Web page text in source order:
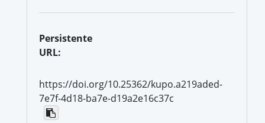
Persistente
URL:
https://doi.org/10.25362/kupo.a219aded-
7e7f-4d18-ba7e-d19a2e16c37c